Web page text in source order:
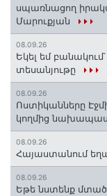
սպառնացող
Մարուքյան
08.09.26
Եկել եմ
տեսանյութը
08.09.26
Ոստիկանները
կողմից
08.09.26
Հայաստանում
08.09.26
Եթե նստենք